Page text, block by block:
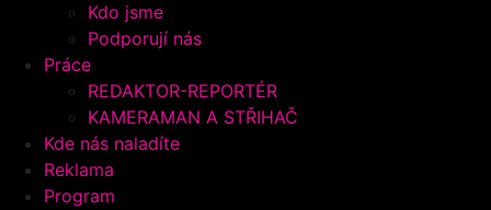
Kdo jsme
Podporují nás
Práce
REDAKTOR-REPORTÉR
KAMERAMAN A STŘIHAČ
Kde nás naladíte
Reklama
Program